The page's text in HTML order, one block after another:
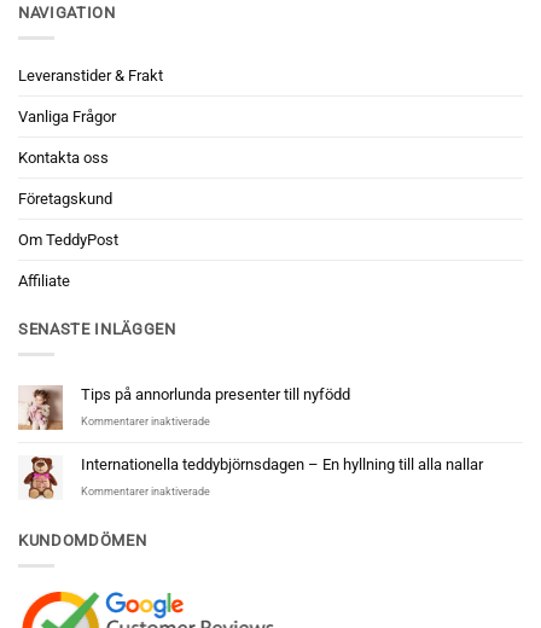
NAVIGATION
Leveranstider & Frakt
Vanliga Frågor
Kontakta oss
Företagskund
Om TeddyPost
Affiliate
SENASTE INLÄGGEN
Tips på annorlunda presenter till nyfödd
Kommentarer inaktiveradeför
på
annorlunda
presenter
Internationella teddybjörnsdagen – En hyllning till alla nallar
Kommentarer inaktiveradeför
KUNDOMDÖMEN